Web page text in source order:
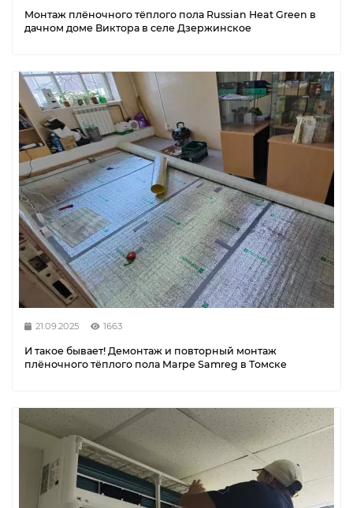
Монтаж плёночного тёплого пола Russian Heat Green в
дачном доме Виктора в селе Дзержинское
21.09.2025 1663
И такое бывает! Демонтаж и повторный монтаж
плёночного тёплого пола Marpe Samreg в Томске